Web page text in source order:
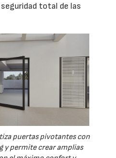
total de las
puertas pivotantes con
y permite crear amplias